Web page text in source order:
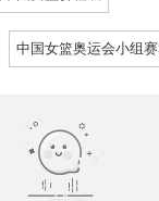
中国女篮奥运会小组